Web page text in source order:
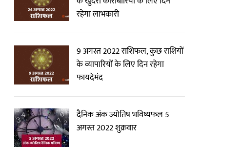
रहेगा लाभकारी
9 अगस्त 2022 राशिफल, कुछ राशियों
के व्यापारियों के लिए दिन रहेगा
फायदेमंद
दैनिक अंक ज्योतिष भविष्यफल 5
अगस्त 2022 शुक्रवार